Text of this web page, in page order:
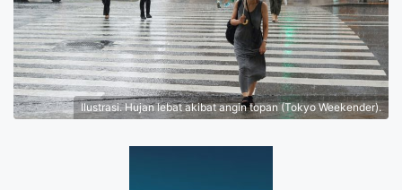
Ilustrasi. Hujan lebat akibat angin topan (Tokyo Weekender).